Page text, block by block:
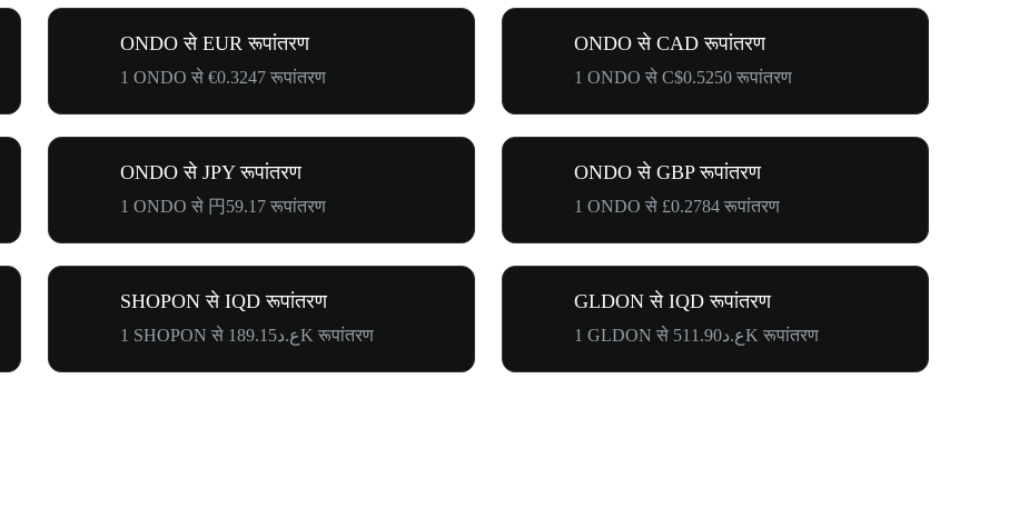
ONDO से EUR रूपांतरण
1 ONDO से €0.3247 रूपांतरण
ONDO से CAD रूपांतरण
1 ONDO से C$0.5250 रूपांतरण
ONDO से JPY रूपांतरण
1 ONDO से 円59.17 रूपांतरण
ONDO से GBP रूपांतरण
1 ONDO से £0.2784 रूपांतरण
SHOPON से IQD रूपांतरण
1 SHOPON से ع.د189.15K रूपांतरण
GLDON से IQD रूपांतरण
1 GLDON से ع.د511.90K रूपांतरण